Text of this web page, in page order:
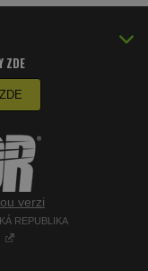
ZDE
verzi
REPUBLIKA